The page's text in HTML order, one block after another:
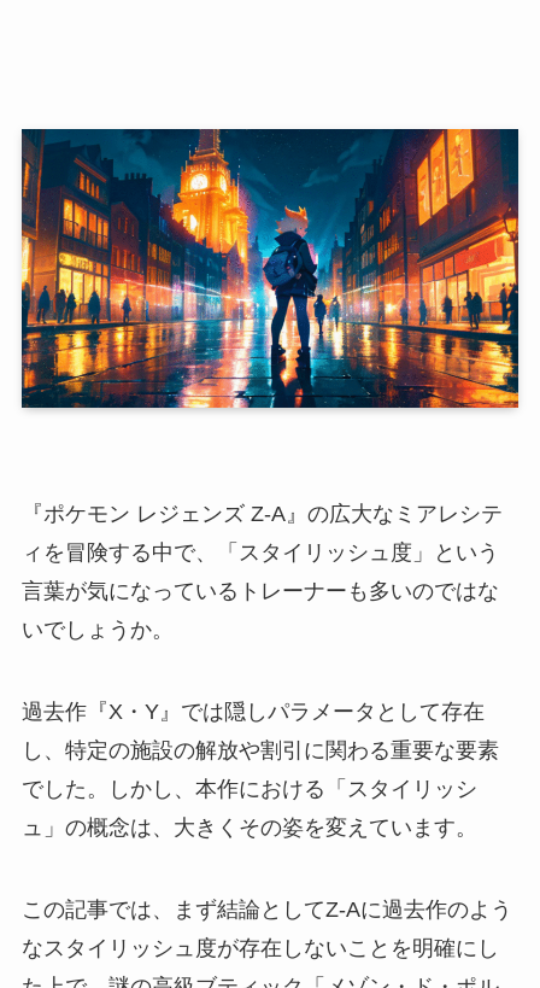
『ポケモン レジェンズ Z-A』の広大なミアレシテ
ィを冒険する中で、「スタイリッシュ度」という
言葉が気になっているトレーナーも多いのではな
いでしょうか。
過去作『X・Y』では隠しパラメータとして存在
し、特定の施設の解放や割引に関わる重要な要素
でした。しかし、本作における「スタイリッシ
ュ」の概念は、大きくその姿を変えています。
この記事では、まず結論としてZ-Aに過去作のよう
なスタイリッシュ度が存在しないことを明確にし